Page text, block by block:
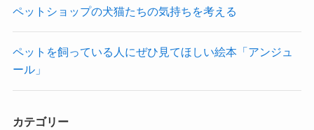
ペットショップの犬猫たちの気持ちを考える
ペットを飼っている人にぜひ見てほしい絵本「アンジュ
ール」
カテゴリー